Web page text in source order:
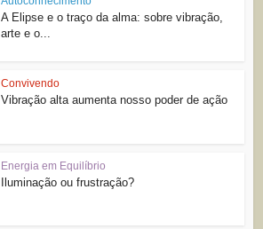
A Elipse e o traço da alma: sobre vibração,
arte e o...
Convivendo
Vibração alta aumenta nosso poder de ação
Energia em Equilíbrio
Iluminação ou frustração?